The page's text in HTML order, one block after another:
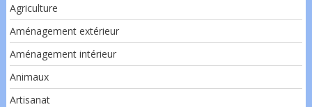
Agriculture
Aménagement extérieur
Aménagement intérieur
Animaux
Artisanat